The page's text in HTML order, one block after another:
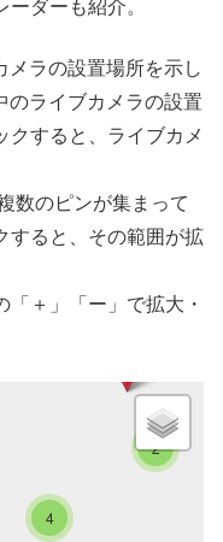
ダーも紹介。
メラの設置場所を示し
のライブカメラの設置
クすると、ライブカメ
数のピンが集まって
すると、その範囲が拡
＋」「ー」で拡大・
2
4